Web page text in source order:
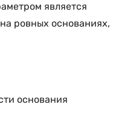
является
ровных основаниях,
основания